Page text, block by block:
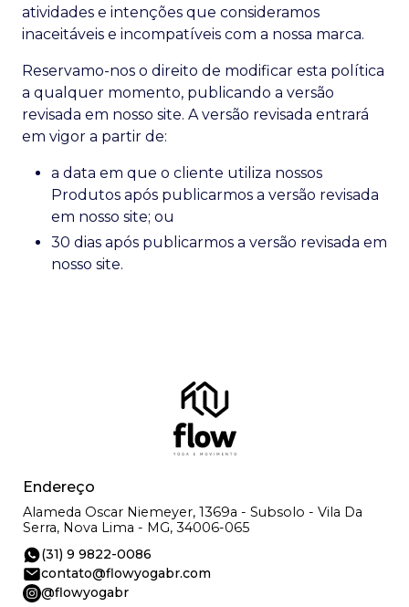
atividades e intenções que consideramos
inaceitáveis e incompatíveis com a nossa marca.
Reservamo-nos o direito de modificar esta política
a qualquer momento, publicando a versão
revisada em nosso site. A versão revisada entrará
em vigor a partir de:
a data em que o cliente utiliza nossos
Produtos após publicarmos a versão revisada
em nosso site; ou
30 dias após publicarmos a versão revisada em
nosso site.
Endereço
Alameda Oscar Niemeyer, 1369a - Subsolo - Vila Da
Serra, Nova Lima - MG, 34006-065
(31) 9 9822-0086
contato@flowyogabr.com
@flowyogabr